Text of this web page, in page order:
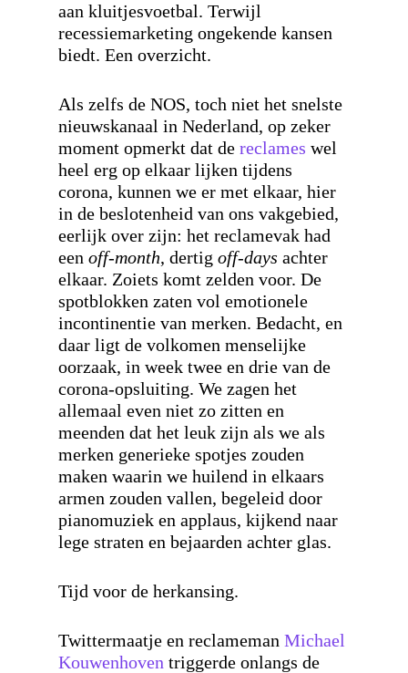
aan kluitjesvoetbal. Terwijl
recessiemarketing ongekende kansen
biedt. Een overzicht.
Als zelfs de NOS, toch niet het snelste
nieuwskanaal in Nederland, op zeker
moment opmerkt dat de reclames wel
heel erg op elkaar lijken tijdens
corona, kunnen we er met elkaar, hier
in de beslotenheid van ons vakgebied,
eerlijk over zijn: het reclamevak had
een off-month, dertig off-days achter
elkaar. Zoiets komt zelden voor. De
spotblokken zaten vol emotionele
incontinentie van merken. Bedacht, en
daar ligt de volkomen menselijke
oorzaak, in week twee en drie van de
corona-opsluiting. We zagen het
allemaal even niet zo zitten en
meenden dat het leuk zijn als we als
merken generieke spotjes zouden
maken waarin we huilend in elkaars
armen zouden vallen, begeleid door
pianomuziek en applaus, kijkend naar
lege straten en bejaarden achter glas.
Tijd voor de herkansing.
Twittermaatje en reclameman Michael
Kouwenhoven triggerde onlangs de